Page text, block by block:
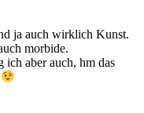
ja auch wirklich Kunst.
morbide.
ich aber auch, hm das